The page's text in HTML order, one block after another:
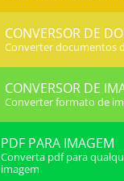
CONVERSOR DE
Converter documentos
CONVERSOR DE
Converter formato de
PDF PARA IMAGEM
Converta pdf para
imagem